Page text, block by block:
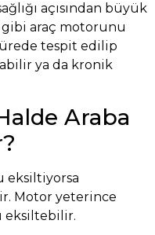
açısından büyük
araç motorunu
tespit edilip
ya da kronik
Araba
eksiltiyorsa
Motor yeterince
eksiltebilir.